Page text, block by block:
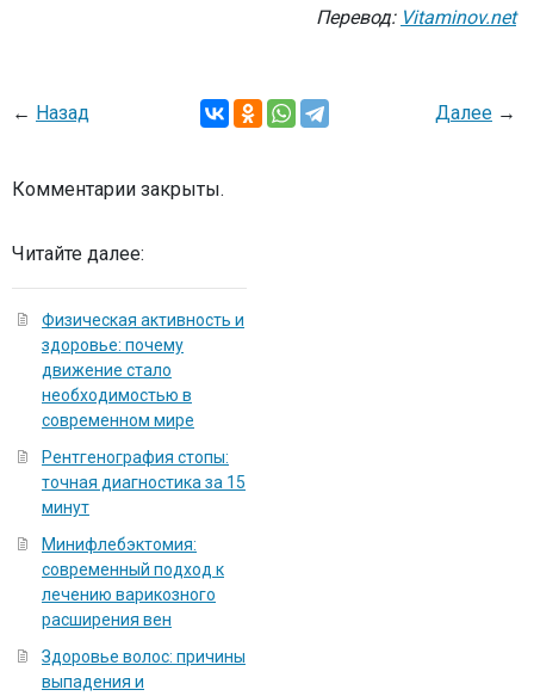
Перевод: Vitaminov.net
← Назад Далее →
Комментарии закрыты.
Читайте далее:
Физическая активность и
здоровье: почему
движение стало
необходимостью в
современном мире
Рентгенография стопы:
точная диагностика за 15
минут
Минифлебэктомия:
современный подход к
лечению варикозного
расширения вен
Здоровье волос: причины
выпадения и